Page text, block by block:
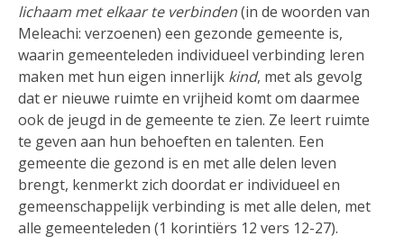
lichaam met elkaar te verbinden(in de woorden van
Meleachi: verzoenen) een gezonde gemeente is,
waarin gemeenteleden individueel verbinding leren
maken met hun eigen innerlijk kind, met als gevolg
dat er nieuwe ruimte en vrijheid komt om daarmee
ook de jeugd in de gemeente te zien. Ze leert ruimte
te geven aan hun behoeften en talenten. Een
gemeente die gezond is en met alle delen leven
brengt, kenmerkt zich doordat er individueel en
gemeenschappelijk verbinding is met alle delen, met
alle gemeenteleden (1 korintiërs 12 vers 12-27).